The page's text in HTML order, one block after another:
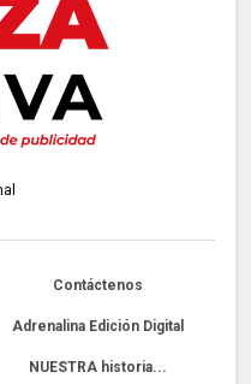
Contáctenos
Adrenalina Edición Digital
NUESTRA historia...